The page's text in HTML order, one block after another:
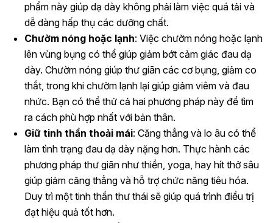
phẩm này giúp dạ dày không phải làm việc quá tải và
dễ dàng hấp thụ các dưỡng chất.
Chườm nóng hoặc lạnh: Việc chườm nóng hoặc lạnh
lên vùng bụng có thể giúp giảm bớt cảm giác đau dạ
dày. Chườm nóng giúp thư giãn các cơ bụng, giảm co
thắt, trong khi chườm lạnh lại giúp giảm viêm và đau
nhức. Bạn có thể thử cả hai phương pháp này để tìm
ra cách phù hợp nhất với bản thân.
Giữ tinh thần thoải mái: Căng thẳng và lo âu có thể
làm tình trạng đau dạ dày nặng hơn. Thực hành các
phương pháp thư giãn như thiền, yoga, hay hít thở sâu
giúp giảm căng thẳng và hỗ trợ chức năng tiêu hóa.
Duy trì một tinh thần thư thái sẽ giúp quá trình điều trị
đạt hiệu quả tốt hơn.